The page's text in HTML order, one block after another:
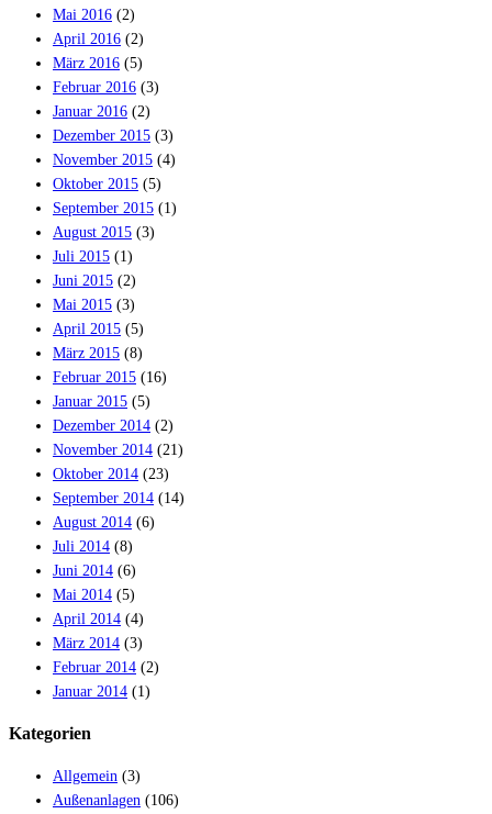
Mai 2016 (2)
April 2016 (2)
März 2016 (5)
Februar 2016 (3)
Januar 2016 (2)
Dezember 2015 (3)
November 2015 (4)
Oktober 2015 (5)
September 2015 (1)
August 2015 (3)
Juli 2015 (1)
Juni 2015 (2)
Mai 2015 (3)
April 2015 (5)
März 2015 (8)
Februar 2015 (16)
Januar 2015 (5)
Dezember 2014 (2)
November 2014 (21)
Oktober 2014 (23)
September 2014 (14)
August 2014 (6)
Juli 2014 (8)
Juni 2014 (6)
Mai 2014 (5)
April 2014 (4)
März 2014 (3)
Februar 2014 (2)
Januar 2014 (1)
Kategorien
Allgemein (3)
Außenanlagen (106)